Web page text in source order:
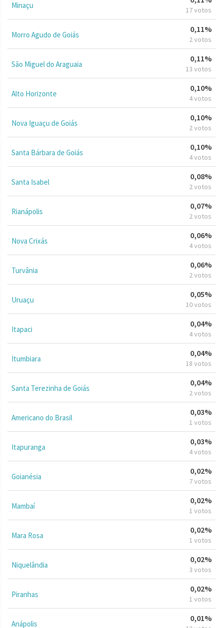
Minaçu 17 votos
Morro Agudo de Goiás
0,11%
2 votos
São Miguel do Araguaia
0,11%
13 votos
Alto Horizonte
0,10%
4 votos
Nova Iguaçu de Goiás
0,10%
2 votos
Santa Bárbara de Goiás
0,10%
4 votos
Santa Isabel
0,08%
2 votos
Rianápolis
0,07%
2 votos
Nova Crixás
0,06%
4 votos
Turvânia
0,06%
2 votos
Uruaçu
0,05%
10 votos
Itapaci
0,04%
4 votos
Itumbiara
0,04%
18 votos
Santa Terezinha de Goiás
0,04%
2 votos
Americano do Brasil
0,03%
1 votos
Itapuranga
0,03%
4 votos
Goianésia
0,02%
7 votos
Mambaí
0,02%
1 votos
Mara Rosa
0,02%
1 votos
Niquelândia
0,02%
3 votos
Piranhas
0,02%
1 votos
Anápolis
0,01%